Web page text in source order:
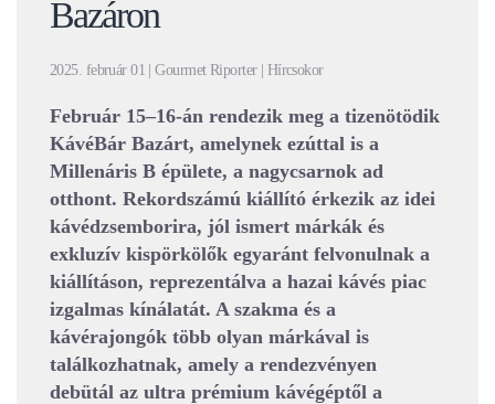
Bazáron
2025. február 01 | Gourmet Riporter | Hírcsokor
Február 15–16-án rendezik meg a tizenötödik
KávéBár Bazárt, amelynek ezúttal is a
Millenáris B épülete, a nagycsarnok ad
otthont. Rekordszámú kiállító érkezik az idei
kávédzsemborira, jól ismert márkák és
exkluzív kispörkölők egyaránt felvonulnak a
kiállításon, reprezentálva a hazai kávés piac
izgalmas kínálatát. A szakma és a
kávérajongók több olyan márkával is
találkozhatnak, amely a rendezvényen
debütál az ultra prémium kávégéptől a